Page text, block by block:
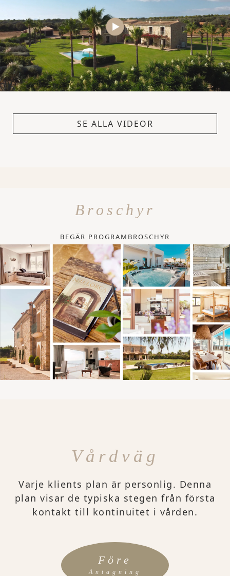
SE ALLA VIDEOR
Broschyr
BEGÄR PROGRAMBROSCHYR
Vårdväg
Varje klients plan är personlig. Denna
plan visar de typiska stegen från första
kontakt till kontinuitet i vården.
Före
Antagning